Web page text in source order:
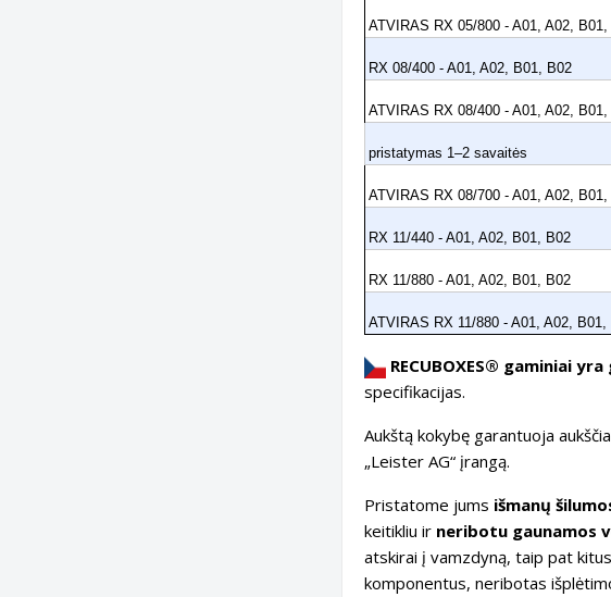
ATVIRAS RX 05/800 - A01, A02, B01,
RX 08/400 - A01, A02, B01, B02
ATVIRAS RX 08/400 - A01, A02, B01,
pristatymas 1–2 savaitės
ATVIRAS RX 08/700 - A01, A02, B01,
RX 11/440 - A01, A02, B01, B02
RX 11/880 - A01, A02, B01, B02
ATVIRAS RX 11/880 - A01, A02, B01,
RECUBOXES® gaminiai
specifikacijas.
Aukštą kokybę garantuoja
„Leister AG“ įrangą.
Pristatome jums išmanų
keitikliu ir neribotu gaunamos
atskirai į vamzdyną, taip pat
komponentus, neribotas